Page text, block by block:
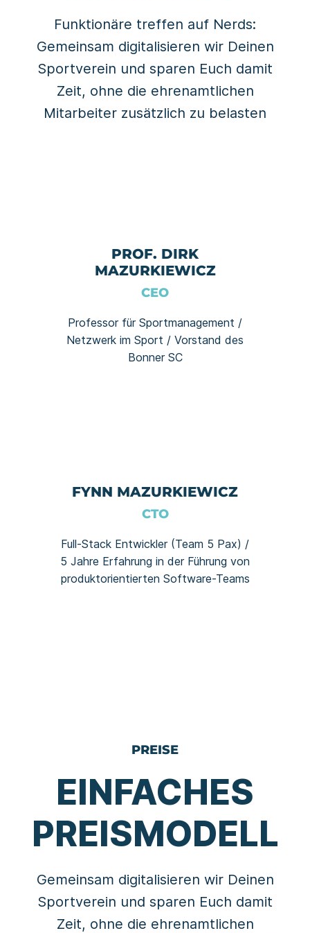
Funktionäre treffen auf Nerds:
Gemeinsam digitalisieren wir Deinen
Sportverein und sparen Euch damit
Zeit, ohne die ehrenamtlichen
Mitarbeiter zusätzlich zu belasten
PROF. DIRK
MAZURKIEWICZ
CEO
Professor für Sportmanagement /
Netzwerk im Sport / Vorstand des
Bonner SC
FYNN MAZURKIEWICZ
CTO
Full-Stack Entwickler (Team 5 Pax) /
5 Jahre Erfahrung in der Führung von
produktorientierten Software-Teams
PREISE
EINFACHES
PREISMODELL
Gemeinsam digitalisieren wir Deinen
Sportverein und sparen Euch damit
Zeit, ohne die ehrenamtlichen